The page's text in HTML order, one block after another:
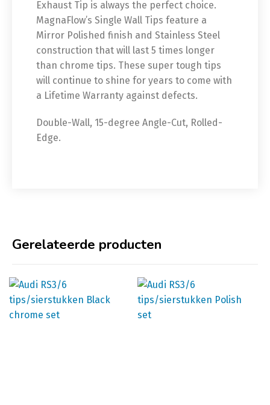
Exhaust Tip is always the perfect choice.
MagnaFlow’s Single Wall Tips feature a
Mirror Polished finish and Stainless Steel
construction that will last 5 times longer
than chrome tips. These super tough tips
will continue to shine for years to come with
a Lifetime Warranty against defects.
Double-Wall, 15-degree Angle-Cut, Rolled-
Edge.
Gerelateerde producten